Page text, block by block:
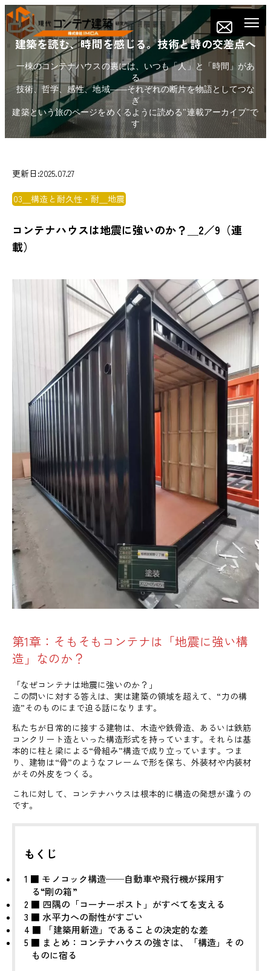
建築を読む、時間を感じる。技術と詩の交差点へ
一棟のコンテナハウスの裏には、いつも「人」と「時間」があ
る
技術、哲学、感性、地域——それぞれの断片を物語としてつな
ぎ
建築という旅のページをめくるように読める"連載アーカイブ"で
す
更新日:2025.07.27
03＿構造と耐久性・耐＿地震
コンテナハウスは地震に強いのか？＿2／9（連
載）
第1章：そもそもコンテナは「地震に強い構
造」なのか？
「なぜコンテナは地震に強いのか？」
この問いに対する答えは、実は建築の領域を超えて、“力の構
造”そのものにまで迫る話になります。
私たちが日常的に接する建物は、木造や鉄骨造、あるいは鉄筋
コンクリート造といった構造形式を持っています。それらは基
本的に柱と梁による“骨組み”構造で成り立っています。つま
り、建物は“骨”のようなフレームで形を保ち、外装材や内装材
がその外皮をつくる。
これに対して、コンテナハウスは根本的に構造の発想が違うの
です。
もくじ
1 ■ モノコック構造──自動車や飛行機が採用す
る“剛の箱”
2 ■ 四隅の「コーナーポスト」がすべてを支える
3 ■ 水平力への耐性がすごい
4 ■ 「建築用新造」であることの決定的な差
5 ■ まとめ：コンテナハウスの強さは、「構造」その
ものに宿る